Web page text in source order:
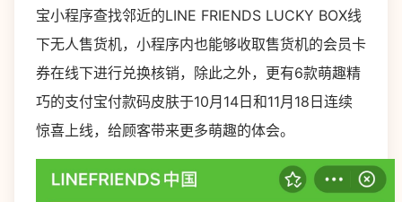
宝小程序查找邻近的LINE FRIENDS LUCKY BOX线
下无人售货机，小程序内也能够收取售货机的会员卡
券在线下进行兑换核销，除此之外，更有6款萌趣精
巧的支付宝付款码皮肤于10月14日和11月18日连续
惊喜上线，给顾客带来更多萌趣的体会。